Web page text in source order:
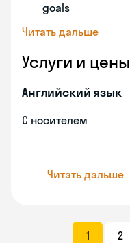
goals
Читать дальше
Услуги и цены
Английский язык
С носителем
Читать дальше
1 2